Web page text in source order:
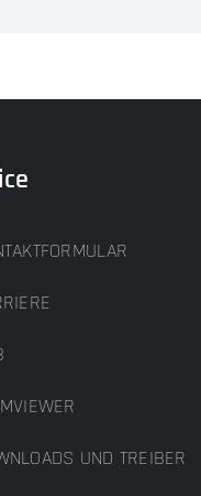
UND TREIBER